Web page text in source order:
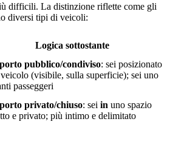
difficili. La distinzione riflette come gli
diversi tipi di veicoli:
Logica sottostante
pubblico/condiviso: sei posizionato
(visibile, sulla superficie); sei uno
passeggeri
privato/chiuso: sei in uno spazio
e privato; più intimo e delimitato